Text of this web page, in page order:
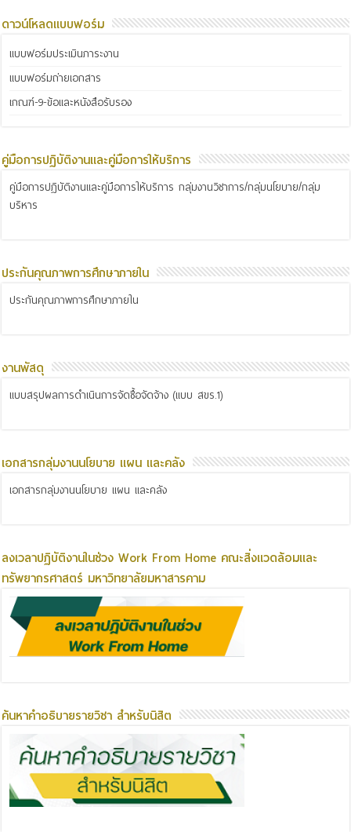
ดาวน์โหลดแบบฟอร์ม
แบบฟอร์มประเมินภาระงาน
แบบฟอร์มถ่ายเอกสาร
เกณฑ์-9-ข้อและหนังสือรับรอง
คู่มือการปฏิบัติงานและคู่มือการให้บริการ
คู่มือการปฏิบัติงานและคู่มือการให้บริการ กลุ่มงานวิชาการ/กลุ่มนโยบาย/กลุ่ม
บริหาร
ประกันคุณภาพการศึกษาภายใน
ประกันคุณภาพการศึกษาภายใน
งานพัสดุ
แบบสรุปผลการดำเนินการจัดซื้อจัดจ้าง (แบบ สขร.1)
เอกสารกลุ่มงานนโยบาย แผน และคลัง
เอกสารกลุ่มงานนโยบาย แผน และคลัง
ลงเวลาปฏิบัติงานในช่วง Work From Home คณะสิ่งแวดล้อมและ
ทรัพยากรศาสตร์ มหาวิทยาลัยมหาสารคาม
ค้นหาคำอธิบายรายวิชา สำหรับนิสิต